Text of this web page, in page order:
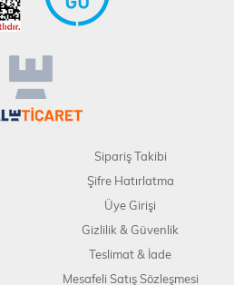
Sipariş Takibi
Şifre Hatırlatma
Üye Girişi
Gizlilik & Güvenlik
Teslimat & İade
Mesafeli Satış Sözleşmesi